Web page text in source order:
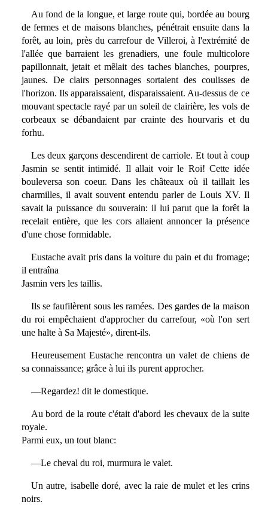
Au fond de la longue, et large route qui, bordée au bourg
de fermes et de maisons blanches, pénétrait ensuite dans la
forêt, au loin, près du carrefour de Villeroi, à l'extrémité de
l'allée que barraient les grenadiers, une foule multicolore
papillonnait, jetait et mêlait des taches blanches, pourpres,
jaunes. De clairs personnages sortaient des coulisses de
l'horizon. Ils apparaissaient, disparaissaient. Au-dessus de ce
mouvant spectacle rayé par un soleil de clairière, les vols de
corbeaux se débandaient par crainte des hourvaris et du
forhu.
Les deux garçons descendirent de carriole. Et tout à coup
Jasmin se sentit intimidé. Il allait voir le Roi! Cette idée
bouleversa son coeur. Dans les châteaux où il taillait les
charmilles, il avait souvent entendu parler de Louis XV. Il
savait la puissance du souverain: il lui parut que la forêt la
recelait entière, que les cors allaient annoncer la présence
d'une chose formidable.
Eustache avait pris dans la voiture du pain et du fromage;
il entraîna
Jasmin vers les taillis.
Ils se faufilèrent sous les ramées. Des gardes de la maison
du roi empêchaient d'approcher du carrefour, «où l'on sert
une halte à Sa Majesté», dirent-ils.
Heureusement Eustache rencontra un valet de chiens de
sa connaissance; grâce à lui ils purent approcher.
—Regardez! dit le domestique.
Au bord de la route c'était d'abord les chevaux de la suite
royale.
Parmi eux, un tout blanc:
—Le cheval du roi, murmura le valet.
Un autre, isabelle doré, avec la raie de mulet et les crins
noirs.